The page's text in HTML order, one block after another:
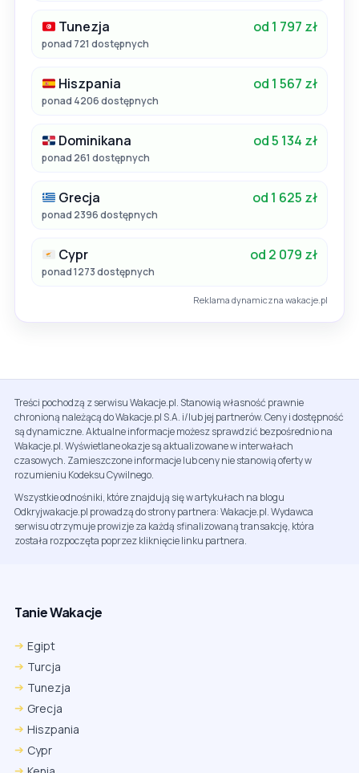
Tunezja od 1 797 zł
ponad 721 dostępnych
Hiszpania od 1 567 zł
ponad 4206 dostępnych
Dominikana od 5 134 zł
ponad 261 dostępnych
Grecja od 1 625 zł
ponad 2396 dostępnych
Cypr od 2 079 zł
ponad 1273 dostępnych
Reklama dynamiczna wakacje.pl
Treści pochodzą z serwisu Wakacje.pl. Stanowią własność prawnie
chronioną należącą do Wakacje.pl S.A. i/lub jej partnerów. Ceny i dostępność
są dynamiczne. Aktualne informacje możesz sprawdzić bezpośrednio na
Wakacje.pl. Wyświetlane okazje są aktualizowane w interwałach
czasowych. Zamieszczone informacje lub ceny nie stanowią oferty w
rozumieniu Kodeksu Cywilnego.
Wszystkie odnośniki, które znajdują się w artykułach na blogu
Odkryjwakacje.pl prowadzą do strony partnera: Wakacje.pl. Wydawca
serwisu otrzymuje prowizje za każdą sfinalizowaną transakcję, która
została rozpoczęta poprzez kliknięcie linku partnera.
Tanie Wakacje
Egipt
Turcja
Tunezja
Grecja
Hiszpania
Cypr